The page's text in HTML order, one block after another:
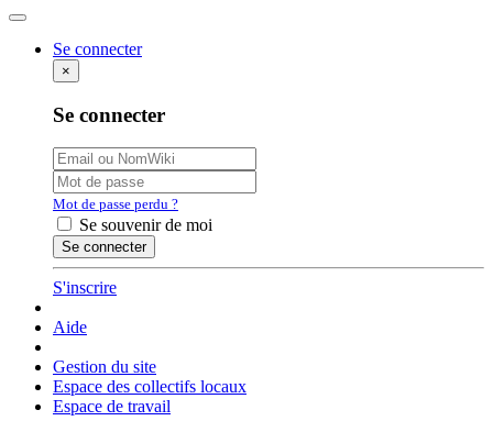
Rechercher
Se connecter
×
Se connecter
Mot de passe perdu ?
Se souvenir de moi
S'inscrire
Aide
Gestion du site
Espace des collectifs locaux
Espace de travail